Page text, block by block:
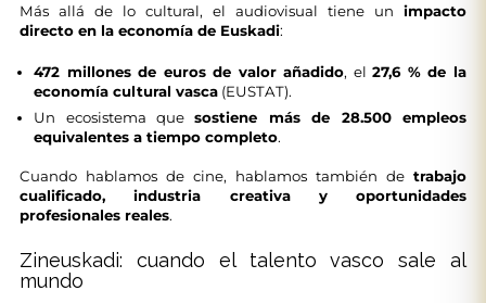
Más allá de lo cultural, el audiovisual tiene un impacto
directo en la economía de Euskadi:
472 millones de euros de valor añadido, el27,6 % de la
economía cultural vasca (EUSTAT).
Un ecosistema quesostiene más de 28.500 empleos
equivalentes a tiempo completo.
Cuando hablamos de cine, hablamos también de trabajo
cualificado, industria creativa y oportunidades
profesionales reales.
Zineuskadi: cuando el talento vasco sale al
mundo